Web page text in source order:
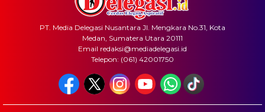
PT. Media Delegasi Nusantara Jl. Mengkara No.31, Kota
Medan, Sumatera Utara 20111
Email redaksi@mediadelegasi.id
Telepon: (061) 42001750